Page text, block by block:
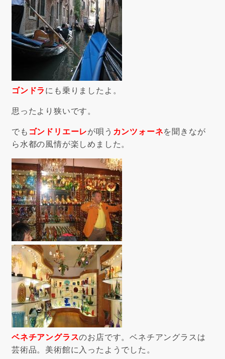
ゴンドラ にも乗りましたよ。
思ったより狭いです。
でも ゴンドリエーレが唄う カンツォーネを聞きなが
ら水都の風情が楽しめました。
ベネチアングラスのお店です。ベネチアングラスは
芸術品。美術館に入ったようでした。